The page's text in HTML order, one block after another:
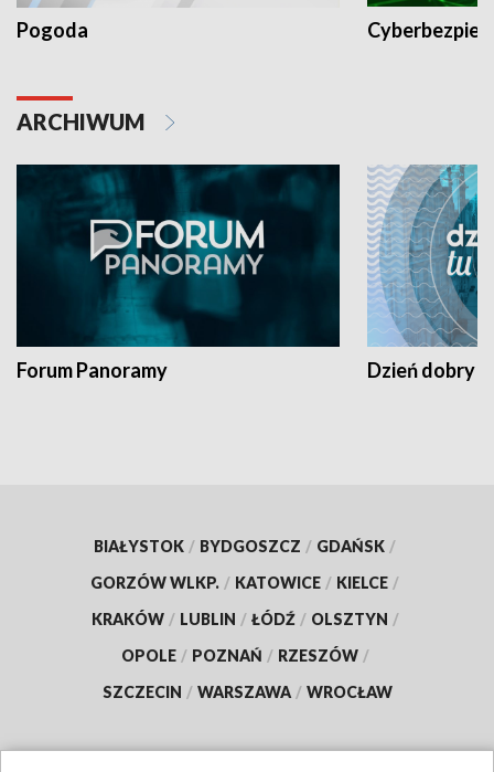
Pogoda
ARCHIWUM
Forum Panoramy Dzień dobry
BIAŁYSTOK / BYDGOSZCZ / GDAŃSK /
GORZÓW WLKP. / KATOWICE / KIELCE /
KRAKÓW / LUBLIN / ŁÓDŹ / OLSZTYN /
OPOLE / POZNAŃ / RZESZÓW /
SZCZECIN / WARSZAWA / WROCŁAW